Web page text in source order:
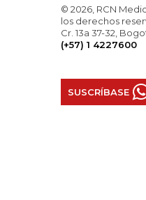
© 2026, RCN
los derechos
Cr. 13a 37-32,
(+57) 1 4227600
SUSCRÍBASE